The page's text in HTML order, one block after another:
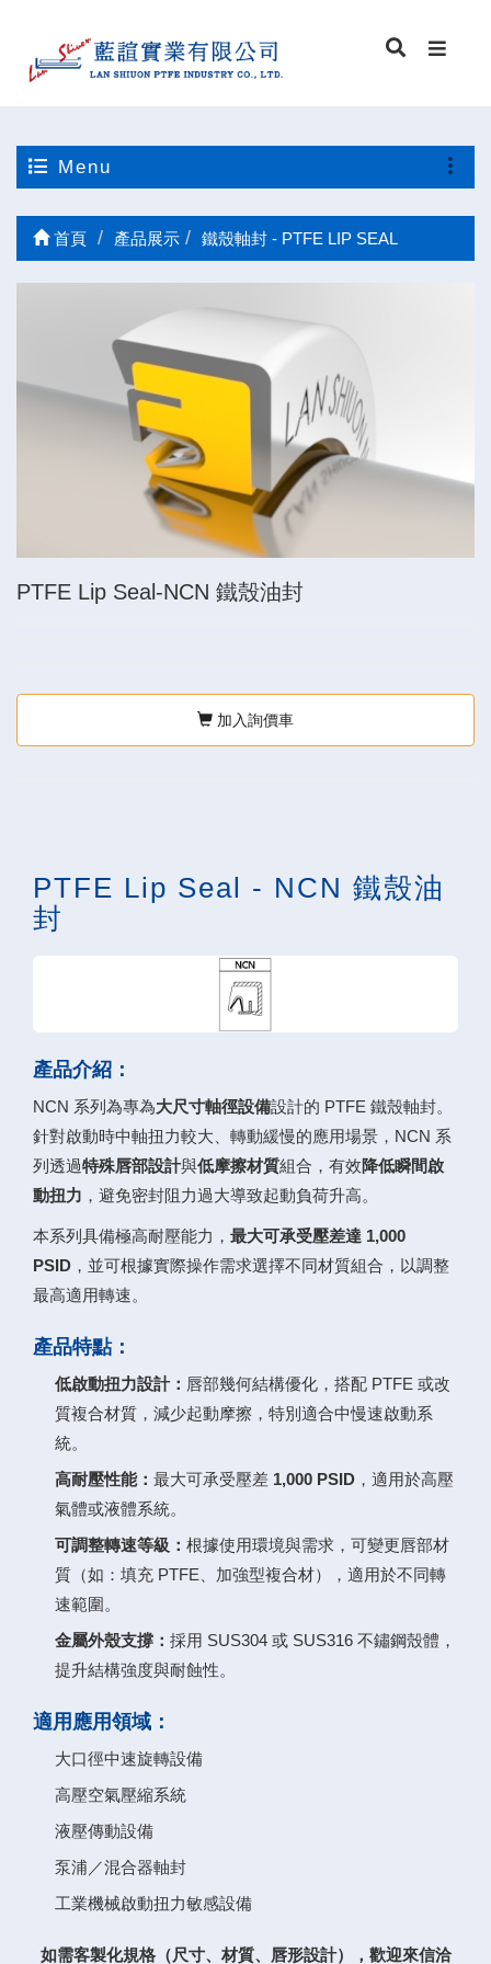
Menu
首頁 產品展示 鐵殼軸封 - PTFE LIP SEAL
PTFE Lip Seal-NCN 鐵殼油封
加入詢價車
PTFE Lip Seal - NCN 鐵殼油
封
產品介紹：
NCN 系列為專為大尺寸軸徑設備設計的 PTFE 鐵殼軸封。
針對啟動時中軸扭力較大、轉動緩慢的應用場景，NCN 系
列透過特殊唇部設計與低摩擦材質組合，有效降低瞬間啟
動扭力 ，避免密封阻力過大導致起動負荷升高。
本系列具備極高耐壓能力， 最大可承受壓差達 1,000
PSID ，並可根據實際操作需求選擇不同材質組合，以調整
最高適用轉速。
產品特點：
低啟動扭力設計： 唇部幾何結構優化，搭配 PTFE 或改
質複合材質，減少起動摩擦，特別適合中慢速啟動系
統。
高耐壓性能： 最大可承受壓差 1,000 PSID ，適用於高壓
氣體或液體系統。
可調整轉速等級： 根據使用環境與需求，可變更唇部材
質（如：填充 PTFE、加強型複合材），適用於不同轉
速範圍。
金屬外殼支撐： 採用 SUS304 或 SUS316 不鏽鋼殼體，
提升結構強度與耐蝕性。
適用應用領域：
大口徑中速旋轉設備
高壓空氣壓縮系統
液壓傳動設備
泵浦／混合器軸封
工業機械啟動扭力敏感設備
如需客製化規格（尺寸、材質、唇形設計），歡迎來信洽